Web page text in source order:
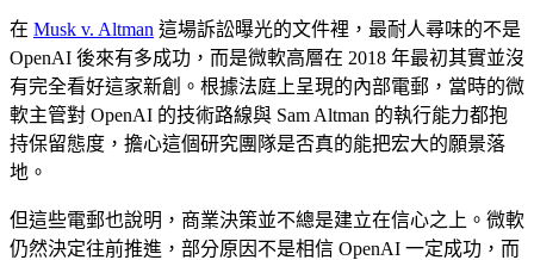
在 Musk v. Altman 這場訴訟曝光的文件裡，最耐人尋味的不是
OpenAI 後來有多成功，而是微軟高層在 2018 年最初其實並沒
有完全看好這家新創。根據法庭上呈現的內部電郵，當時的微
軟主管對 OpenAI 的技術路線與 Sam Altman 的執行能力都抱
持保留態度，擔心這個研究團隊是否真的能把宏大的願景落
地。
但這些電郵也說明，商業決策並不總是建立在信心之上。微軟
仍然決定往前推進，部分原因不是相信 OpenAI 一定成功，而